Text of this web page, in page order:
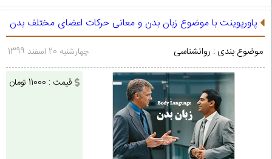
پاورپوینت با موضوع زبان بدن و معانی حرکات اعضای مختلف بدن
موضوع بندی : روانشناسی چهارشنبه 20 اسفند 1399
قیمت : 11000 تومان